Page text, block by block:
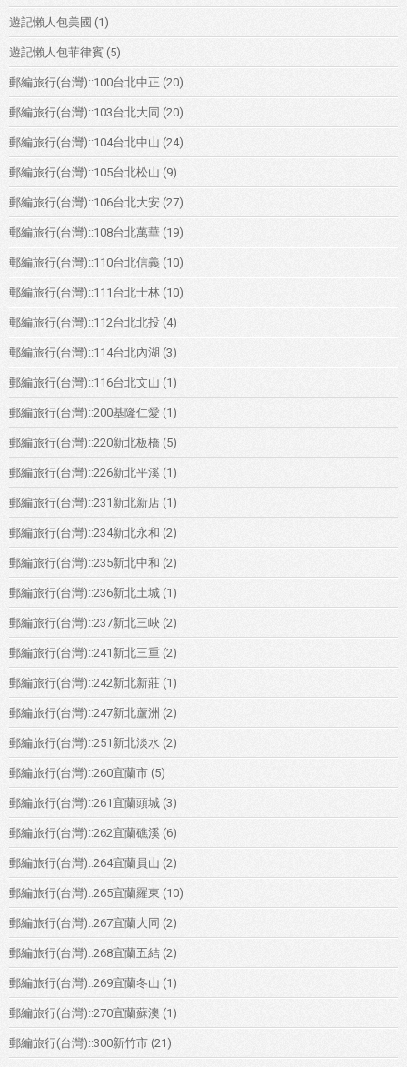
遊記懶人包美國 (1)
遊記懶人包菲律賓 (5)
郵編旅行(台灣)::100台北中正 (20)
郵編旅行(台灣)::103台北大同 (20)
郵編旅行(台灣)::104台北中山 (24)
郵編旅行(台灣)::105台北松山 (9)
郵編旅行(台灣)::106台北大安 (27)
郵編旅行(台灣)::108台北萬華 (19)
郵編旅行(台灣)::110台北信義 (10)
郵編旅行(台灣)::111台北士林 (10)
郵編旅行(台灣)::112台北北投 (4)
郵編旅行(台灣)::114台北內湖 (3)
郵編旅行(台灣)::116台北文山 (1)
郵編旅行(台灣)::200基隆仁愛 (1)
郵編旅行(台灣)::220新北板橋 (5)
郵編旅行(台灣)::226新北平溪 (1)
郵編旅行(台灣)::231新北新店 (1)
郵編旅行(台灣)::234新北永和 (2)
郵編旅行(台灣)::235新北中和 (2)
郵編旅行(台灣)::236新北土城 (1)
郵編旅行(台灣)::237新北三峽 (2)
郵編旅行(台灣)::241新北三重 (2)
郵編旅行(台灣)::242新北新莊 (1)
郵編旅行(台灣)::247新北蘆洲 (2)
郵編旅行(台灣)::251新北淡水 (2)
郵編旅行(台灣)::260宜蘭市 (5)
郵編旅行(台灣)::261宜蘭頭城 (3)
郵編旅行(台灣)::262宜蘭礁溪 (6)
郵編旅行(台灣)::264宜蘭員山 (2)
郵編旅行(台灣)::265宜蘭羅東 (10)
郵編旅行(台灣)::267宜蘭大同 (2)
郵編旅行(台灣)::268宜蘭五結 (2)
郵編旅行(台灣)::269宜蘭冬山 (1)
郵編旅行(台灣)::270宜蘭蘇澳 (1)
郵編旅行(台灣)::300新竹市 (21)